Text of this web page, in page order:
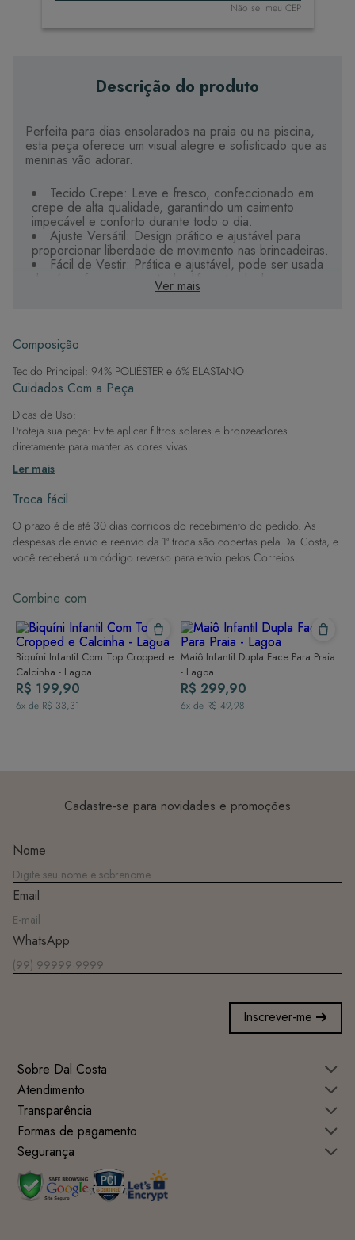
Não sei meu CEP
Descrição do produto
Perfeita para dias ensolarados na praia ou na piscina,
esta peça oferece um visual alegre e sofisticado que as
meninas vão adorar.
Tecido Crepe: Leve e fresco, confeccionado em
crepe de alta qualidade, garantindo um caimento
impecável e conforto durante todo o dia.
Ajuste Versátil: Design prático e ajustável para
proporcionar liberdade de movimento nas brincadeiras.
Fácil de Vestir: Prática e ajustável, pode ser usada
de várias formas, permitindo diferentes looks.
Secagem Rápida: O tecido crepe seca
guarda-roupa de verão das meninas.
A Saia Canga Infantil em Tecido Crepe é a escolha
perfeita para mães que buscam unir conforto, qualidade
e estilo nas roupas de praia de suas filhas.
Ver mais
Composição
Tecido Principal: 94% POLIÉSTER e 6% ELASTANO
Cuidados Com a Peça
Dicas de Uso:
Proteja sua peça: Evite aplicar filtros solares e bronzeadores
diretamente para manter as cores vivas.
Após a piscina: Lembre-se de que o cloro pode desgastar o tecido,
então enxague após sair da água.
Evite superfícies ásperas: Para manter a integridade do tecido, evite
Dicas de Lavagem:
Lave rapidamente: Assim que possível, lave separado de outras peças.
À mão e com cuidado: Use água fria e sabão neutro, evitando máquina
Secagem ideal: Não deixe de molho nem guarde úmido. Seque à
Para cores vibrantes: Lave as peças antes do primeiro uso e siga as
dicas acima para manter as cores radiantes.
Ler mais
Troca fácil
O prazo é de até 30 dias corridos do recebimento do pedido. As
despesas de envio e reenvio da 1ª troca são cobertas pela Dal Costa, e
você receberá um código reverso para envio pelos Correios.
Combine com
Biquíni Infantil Com Top Cropped e
Calcinha - Lagoa
R$ 199,90
6x de R$ 33,31
Maiô Infantil Dupla Face Para Praia
- Lagoa
R$ 299,90
6x de R$ 49,98
Cadastre-se para novidades e promoções
Nome
Email
WhatsApp
Inscrever-me
Sobre Dal Costa
Atendimento
Transparência
Formas de pagamento
Segurança